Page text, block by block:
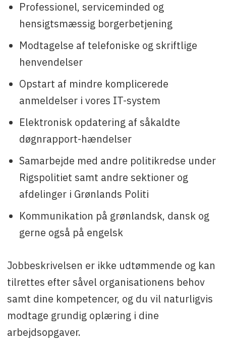
Professionel, serviceminded og
hensigtsmæssig borgerbetjening
Modtagelse af telefoniske og skriftlige
henvendelser
Opstart af mindre komplicerede
anmeldelser i vores IT-system
Elektronisk opdatering af såkaldte
døgnrapport-hændelser
Samarbejde med andre politikredse under
Rigspolitiet samt andre sektioner og
afdelinger i Grønlands Politi
Kommunikation på grønlandsk, dansk og
gerne også på engelsk
Jobbeskrivelsen er ikke udtømmende og kan
tilrettes efter såvel organisationens behov
samt dine kompetencer, og du vil naturligvis
modtage grundig oplæring i dine
arbejdsopgaver.